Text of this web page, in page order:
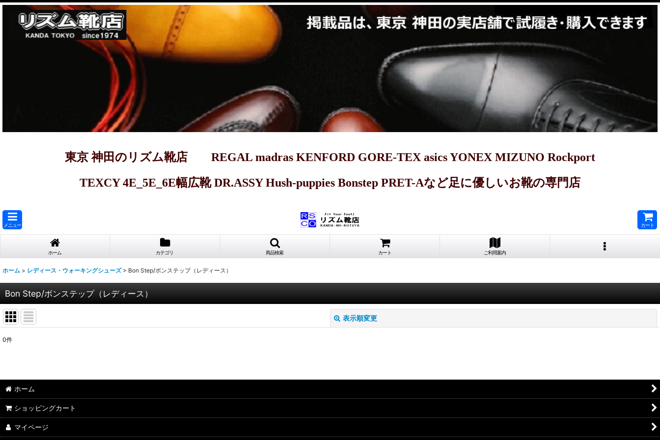
東京 神田のリズム靴店 REGAL madras KENFORD GORE-TEX asics YONEX MIZUNO Rockport
TEXCY 4E_5E_6E幅広靴 DR.ASSY Hush-puppies Bonstep PRET-Aなど足に優しいお靴の専門店
メニュー カート
ホーム カテゴリ 商品検索 カート ご利用案内
ホーム > レディース・ウォーキングシューズ > Bon Step/ボンステップ（レディース）
Bon Step/ボンステップ（レディース）
表示順変更
絞り込む
0件
ホーム
ショッピングカート
マイページ